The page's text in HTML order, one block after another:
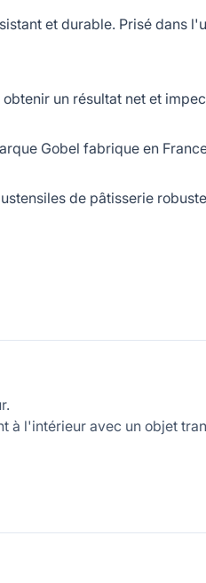
et durable. Prisé dans
un résultat net et
Gobel fabrique en
de pâtisserie
à l'intérieur avec un objet